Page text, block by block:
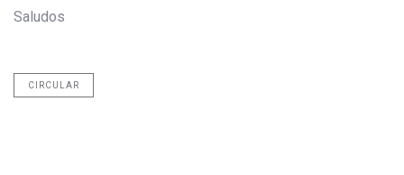
Saludos
CIRCULAR